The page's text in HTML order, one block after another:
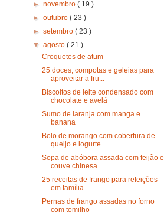
►novembro( 19 )
►outubro( 23 )
►setembro( 23 )
▼agosto( 21 )
Croquetes de atum
25 doces, compotas e geleias para
aproveitar a fru...
Biscoitos de leite condensado com
chocolate e avelã
Sumo de laranja com manga e
banana
Bolo de morango com cobertura de
queijo e iogurte
Sopa de abóbora assada com feijão e
couve chinesa
25 receitas de frango para refeições
em família
Pernas de frango assadas no forno
com tomilho